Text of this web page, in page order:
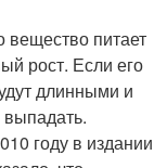
питает
рост. Если его
длинными и
году в издании